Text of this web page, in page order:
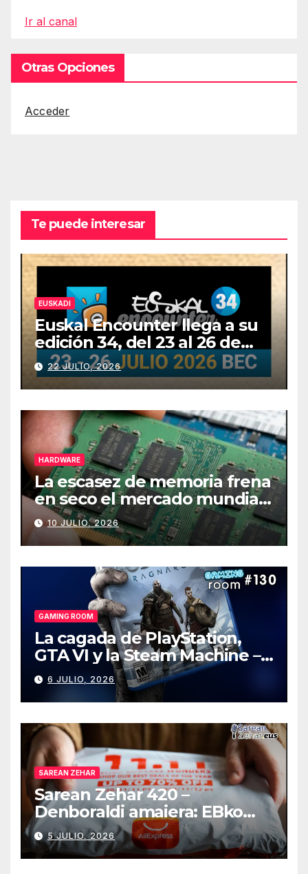
Ir al canal
Otras Opciones
Acceder
Te puede interesar
EUSKADI
Euskal Encounter llega a su
edición 34, del 23 al 26 de
julio
22 JULIO, 2026
HARDWARE
La escasez de memoria frena
en seco el mercado mundial
de PCs
10 JULIO, 2026
GAMING ROOM
La cagada de PlayStation,
GTA VI y la Steam Machine –
Gaming Room #130
6 JULIO, 2026
SAREAN ZEHAR
Sarean Zehar 420 –
Denboraldi amaiera: EBko
muga-zerga berriak
AliExpressi, AEBetako AAren
kontrola, Googleri behin
5 JULIO, 2026